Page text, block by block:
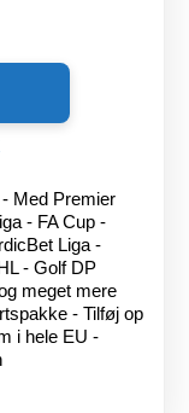
Med Premier
- FA Cup -
Liga -
- Golf DP
meget mere
- Tilføj op
i hele EU -